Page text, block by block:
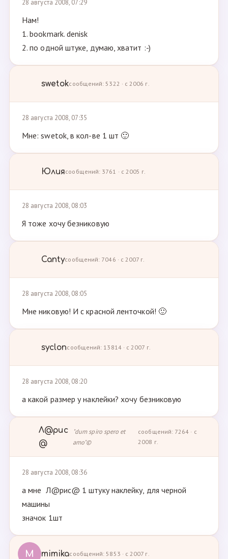
28 августа 2008, 07:29
Нам!
1. bookmark. denisk
2. по одной штуке, думаю, хватит :-)
swetokсообщений: 5322 · с 2006 г.
28 августа 2008, 07:35
Мне: swetok, в кол-ве 1 шт 🙂
Юлиясообщений: 3761 · с 2005 г.
28 августа 2008, 08:03
Я тоже хочу безниковую
Cantyсообщений: 7046 · с 2007 г.
28 августа 2008, 08:05
Мне никовую! И с красной ленточкой! 🙂
syclonсообщений: 13814 · с 2007 г.
28 августа 2008, 08:20
а какой размер у наклейки? хочу безниковую
Л@рис
@
"dum spiro spero et
amo"©
сообщений: 7264 · с
2008 г.
28 августа 2008, 08:36
а мне Л@рис@ 1 штуку наклейку, для черной
машины
значок 1шт
M mimikaсообщений: 5853 · с 2007 г.